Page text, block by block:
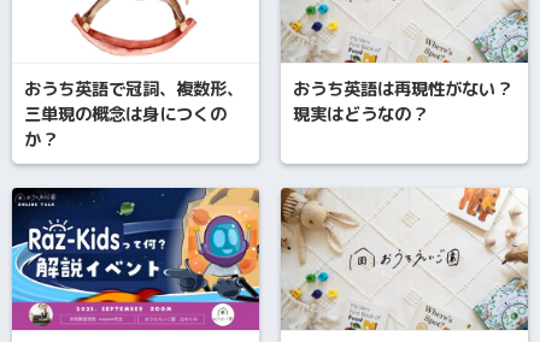
おうち英語で冠詞、複数形、
三単現の概念は身につくの
か？
おうち英語は再現性がない？
現実はどうなの？